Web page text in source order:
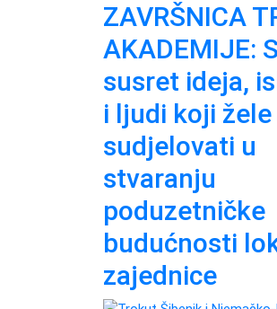
ZAVRŠNICA
AKADEMIJE:
susret ideja,
i ljudi koji
sudjelovati u
stvaranju
poduzetničke
budućnosti
zajednice